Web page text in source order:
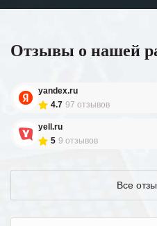
Отзывы о нашей
yandex.ru
4.7 97 отзывов
yell.ru
5 9 отзывов
Все